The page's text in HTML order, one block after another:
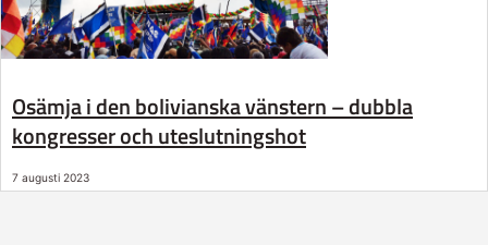
Osämja i den bolivianska vänstern – dubbla
kongresser och uteslutningshot
7 augusti 2023